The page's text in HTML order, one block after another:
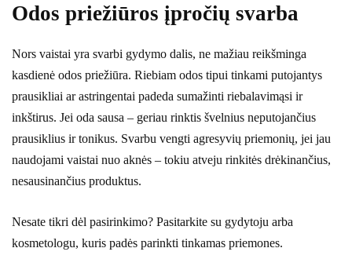
Odos priežiūros įpročių svarba
Nors vaistai yra svarbi gydymo dalis, ne mažiau reikšminga
kasdienė odos priežiūra. Riebiam odos tipui tinkami putojantys
prausikliai ar astringentai padeda sumažinti riebalavimąsi ir
inkštirus. Jei oda sausa – geriau rinktis švelnius neputojančius
prausiklius ir tonikus. Svarbu vengti agresyvių priemonių, jei jau
naudojami vaistai nuo aknės – tokiu atveju rinkitės drėkinančius,
nesausinančius produktus.
Nesate tikri dėl pasirinkimo? Pasitarkite su gydytoju arba
kosmetologu, kuris padės parinkti tinkamas priemones.